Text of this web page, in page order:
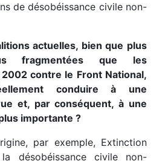
de désobéissance civile non-
actuelles, bien que plus
fragmentées que les
contre le Front National,
conduire à une
et, par conséquent, à une
importante ?
par exemple, Extinction
désobéissance civile non-